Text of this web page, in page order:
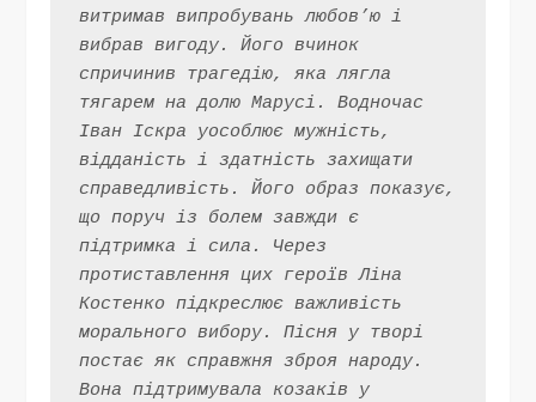
витримав випробувань любов’ю і
вибрав вигоду. Його вчинок
спричинив трагедію, яка лягла
тягарем на долю Марусі. Водночас
Іван Іскра уособлює мужність,
відданість і здатність захищати
справедливість. Його образ показує,
що поруч із болем завжди є
підтримка і сила. Через
протиставлення цих героїв Ліна
Костенко підкреслює важливість
морального вибору. Пісня у творі
постає як справжня зброя народу.
Вона підтримувала козаків у